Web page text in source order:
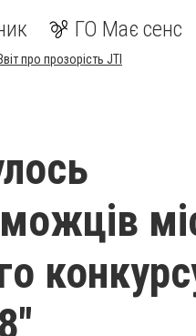
ГО Має сенс
про прозорість JTI